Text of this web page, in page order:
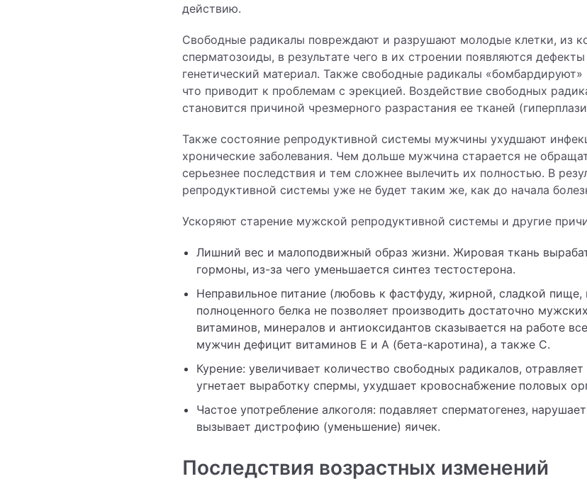
действию.
Свободные радикалы повреждают и разрушают молодые клетки, из
сперматозоиды, в результате чего в их строении появляются
генетический материал. Также свободные радикалы
что приводит к проблемам с эрекцией. Воздействие свободных
становится причиной чрезмерного разрастания ее тканей
Также состояние репродуктивной системы мужчины ухудшают
хронические заболевания. Чем дольше мужчина старается не
серьезнее последствия и тем сложнее вылечить их полностью. В
репродуктивной системы уже не будет таким же, как до начала
Ускоряют старение мужской репродуктивной системы и другие
Лишний вес и малоподвижный образ жизни. Жировая ткань
гормоны, из-за чего уменьшается синтез тестостерона.
Неправильное питание (любовь к фастфуду, жирной, сладкой
полноценного белка не позволяет производить достаточно
витаминов, минералов и антиоксидантов сказывается на работе
мужчин дефицит витаминов Е и А (бета-каротина), а также С.
Курение: увеличивает количество свободных радикалов,
угнетает выработку спермы, ухудшает кровоснабжение половых
Частое употребление алкоголя: подавляет сперматогенез,
вызывает дистрофию (уменьшение) яичек.
Последствия возрастных изменений